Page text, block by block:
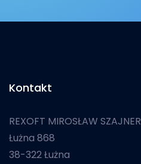
Kontakt
REXOFT MIROSŁAW SZAJNER
Łużna 868
38-322 Łużna